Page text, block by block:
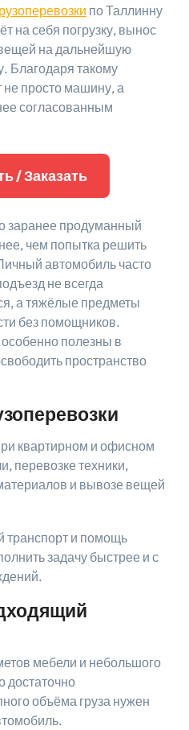
по Таллинну
на себя погрузку, вынос
на дальнейшую
Благодаря такому
не просто машину, а
согласованным
/ Заказать
заранее продуманный
чем попытка решить
автомобиль часто
не всегда
а тяжёлые предметы
без помощников.
особенно полезны в
пространство
квартирном и офисном
перевозке техники,
и вывозе вещей
транспорт и помощь
задачу быстрее и с
мебели и небольшого
достаточно
объёма груза нужен